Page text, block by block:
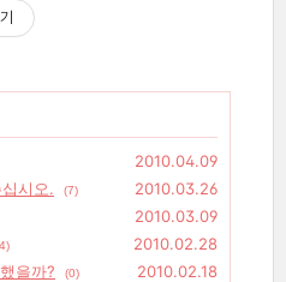
2010.04.09
시오.
(7)
2010.03.26
2010.03.09
2010.02.28
을까?
(0) 2010.02.18